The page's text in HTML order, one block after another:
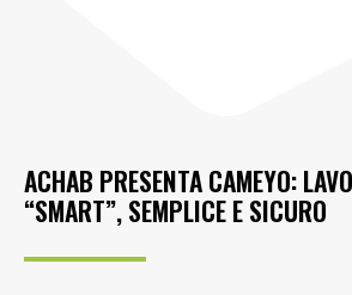
ACHAB PRESENTA CAMEYO:
“SMART”, SEMPLICE E SICURO